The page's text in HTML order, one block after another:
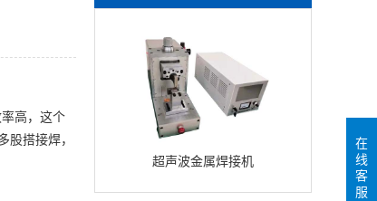
超声波金属焊接机
HST2030C
高，这个
搭接焊，
在
线
客
服